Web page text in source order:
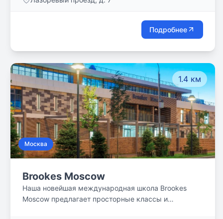
всех уголков мира, и наша школа поддерживает
того, чтобы познать этот мир во взаимодействии с
ним. Мы вдохновляем и учим студентов
использовать окружающую среду как инструмент и
источник для обучения и развития.
Подробнее
1.4 км
Москва
Brookes Moscow
Наша новейшая международная школа Brookes
Moscow предлагает просторные классы и